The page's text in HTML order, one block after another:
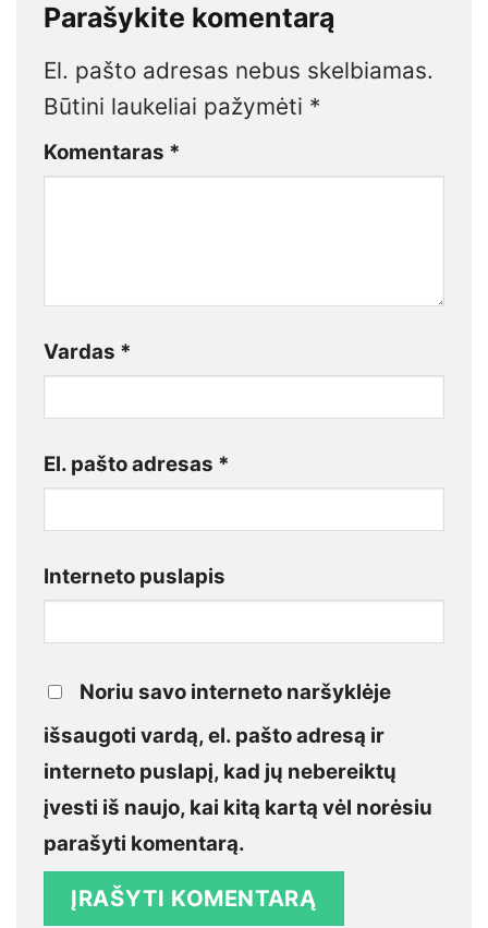
Parašykite komentarą
El. pašto adresas nebus skelbiamas.
Būtini laukeliai pažymėti *
Komentaras *
Vardas *
El. pašto adresas *
Interneto puslapis
Noriu savo interneto naršyklėje
išsaugoti vardą, el. pašto adresą ir
interneto puslapį, kad jų nebereiktų
įvesti iš naujo, kai kitą kartą vėl norėsiu
parašyti komentarą.